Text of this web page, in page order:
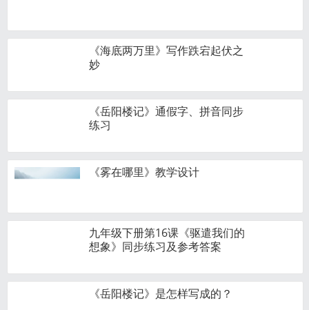
《海底两万里》写作跌宕起伏之
妙
《岳阳楼记》通假字、拼音同步
练习
《雾在哪里》教学设计
九年级下册第16课《驱遣我们的
想象》同步练习及参考答案
《岳阳楼记》是怎样写成的？